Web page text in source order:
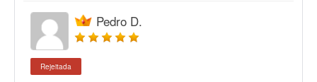
Pedro D.
Rejeitada